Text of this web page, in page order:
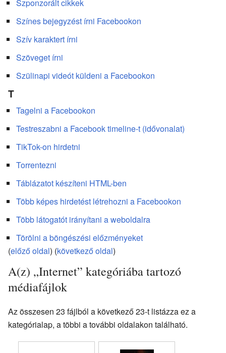
Szponzorált cikkek
Színes bejegyzést írni Facebookon
Szív karaktert írni
Szöveget írni
Szülinapi videót küldeni a Facebookon
T
Tagelni a Facebookon
Testreszabni a Facebook timeline-t (idővonalat)
TikTok-on hirdetni
Torrentezni
Táblázatot készíteni HTML-ben
Több képes hirdetést létrehozni a Facebookon
Több látogatót irányítani a weboldalra
Törölni a böngészési előzményeket
(előző oldal) (következő oldal)
A(z) „Internet” kategóriába tartozó
médiafájlok
Az összesen 23 fájlból a következő 23-t listázza ez a
kategórialap, a többi a további oldalakon található.